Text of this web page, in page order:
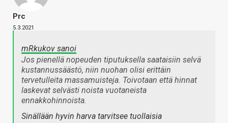
Prc
5.3.2021
mRkukov sanoi
Jos pienellä nopeuden tiputuksella saataisiin selvä
kustannussäästö, niin nuohan olisi erittäin
tervetulleita massamuisteja. Toivotaan että hinnat
laskevat selvästi noista vuotaneista
ennakkohinnoista.
Sinällään hyvin harva tarvitsee tuollaisia